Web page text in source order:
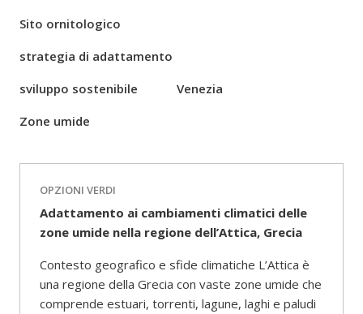
Sito ornitologico
strategia di adattamento
sviluppo sostenibile
Venezia
Zone umide
OPZIONI VERDI
Adattamento ai cambiamenti climatici delle
zone umide nella regione dell’Attica, Grecia
Contesto geografico e sfide climatiche L’Attica è
una regione della Grecia con vaste zone umide che
comprende estuari, torrenti, lagune, laghi e paludi